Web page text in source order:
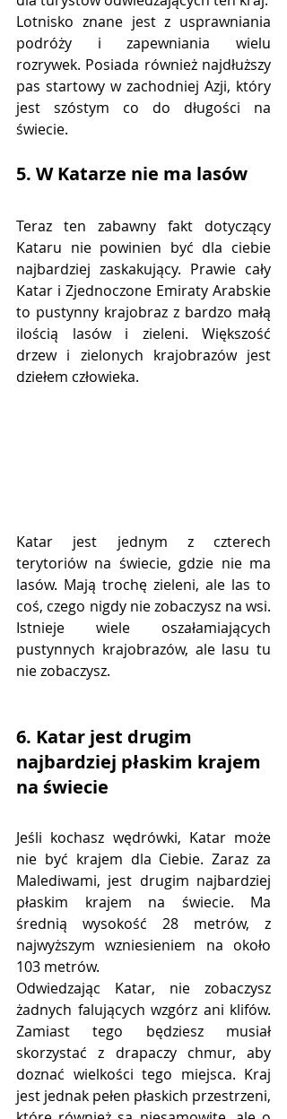
Lotnisko znane jest z usprawniania
podróży i zapewniania wielu
rozrywek. Posiada również najdłuższy
pas startowy w zachodniej Azji, który
jest szóstym co do długości na
świecie.
5. W Katarze nie ma lasów
Teraz ten zabawny fakt dotyczący
Kataru nie powinien być dla ciebie
najbardziej zaskakujący. Prawie cały
Katar i Zjednoczone Emiraty Arabskie
to pustynny krajobraz z bardzo małą
ilością lasów i zieleni. Większość
drzew i zielonych krajobrazów jest
dziełem człowieka.
Katar jest jednym z czterech
terytoriów na świecie, gdzie nie ma
lasów. Mają trochę zieleni, ale las to
coś, czego nigdy nie zobaczysz na wsi.
Istnieje wiele oszałamiających
pustynnych krajobrazów, ale lasu tu
nie zobaczysz.
6. Katar jest drugim
najbardziej płaskim krajem
na świecie
Jeśli kochasz wędrówki, Katar może
nie być krajem dla Ciebie. Zaraz za
Malediwami, jest drugim najbardziej
płaskim krajem na świecie. Ma
średnią wysokość 28 metrów, z
najwyższym wzniesieniem na około
103 metrów.
Odwiedzając Katar, nie zobaczysz
żadnych falujących wzgórz ani klifów.
Zamiast tego będziesz musiał
skorzystać z drapaczy chmur, aby
doznać wielkości tego miejsca. Kraj
jest jednak pełen płaskich przestrzeni,